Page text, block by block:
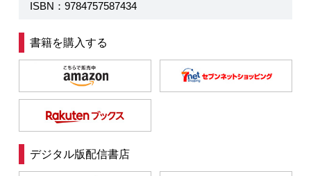
ISBN：9784757587434
書籍を購入する
デジタル版配信書店